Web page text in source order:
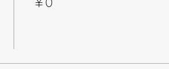
￥0